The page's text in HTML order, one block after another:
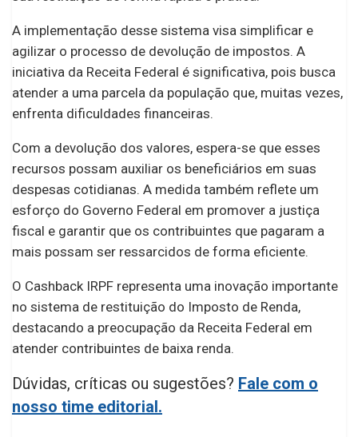
A implementação desse sistema visa simplificar e
agilizar o processo de devolução de impostos. A
iniciativa da Receita Federal é significativa, pois busca
atender a uma parcela da população que, muitas vezes,
enfrenta dificuldades financeiras.
Com a devolução dos valores, espera-se que esses
recursos possam auxiliar os beneficiários em suas
despesas cotidianas. A medida também reflete um
esforço do Governo Federal em promover a justiça
fiscal e garantir que os contribuintes que pagaram a
mais possam ser ressarcidos de forma eficiente.
O Cashback IRPF representa uma inovação importante
no sistema de restituição do Imposto de Renda,
destacando a preocupação da Receita Federal em
atender contribuintes de baixa renda.
Dúvidas, críticas ou sugestões? Fale com o
nosso time editorial.